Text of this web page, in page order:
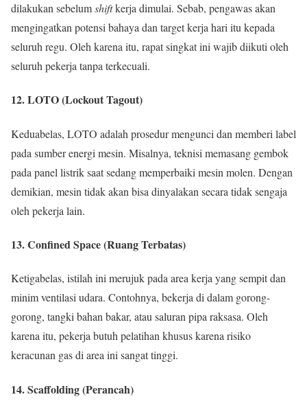
dilakukan sebelumshiftkerja dimulai. Sebab, pengawas akan
mengingatkan potensi bahaya dan target kerja hari itu kepada
seluruh regu. Oleh karena itu, rapat singkat ini wajib diikuti oleh
seluruh pekerja tanpa terkecuali.
12. LOTO (Lockout Tagout)
Keduabelas, LOTO adalah prosedur mengunci dan memberi label
pada sumber energi mesin. Misalnya, teknisi memasang gembok
pada panel listrik saat sedang memperbaiki mesin molen. Dengan
demikian, mesin tidak akan bisa dinyalakan secara tidak sengaja
oleh pekerja lain.
13. Confined Space (Ruang Terbatas)
Ketigabelas, istilah ini merujuk pada area kerja yang sempit dan
minim ventilasi udara. Contohnya, bekerja di dalam gorong-
gorong, tangki bahan bakar, atau saluran pipa raksasa. Oleh
karena itu, pekerja butuh pelatihan khusus karena risiko
keracunan gas di area ini sangat tinggi.
14. Scaffolding (Perancah)